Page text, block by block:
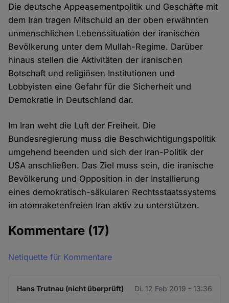
Die deutsche Appeasementpolitik und Geschäfte mit
dem Iran tragen Mitschuld an der oben erwähnten
unmenschlichen Lebenssituation der iranischen
Bevölkerung unter dem Mullah-Regime. Darüber
hinaus stellen die Aktivitäten der iranischen
Botschaft und religiösen Institutionen und
Lobbyisten eine Gefahr für die Sicherheit und
Demokratie in Deutschland dar.
Im Iran weht die Luft der Freiheit. Die
Bundesregierung muss die Beschwichtigungspolitik
umgehend beenden und sich der Iran-Politik der
USA anschließen. Das Ziel muss sein, die iranische
Bevölkerung und Opposition in der Installierung
eines demokratisch-säkularen Rechtsstaatssystems
im atomraketenfreien Iran aktiv zu unterstützen.
Kommentare (17)
Netiquette für Kommentare
Hans Trutnau (nicht überprüft) Di. 12 Feb 2019 - 13:36